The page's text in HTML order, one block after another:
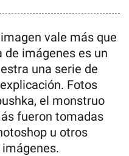
vale más que
de imágenes es un
una serie de
Fotos
el monstruo
fueron tomadas
u otros